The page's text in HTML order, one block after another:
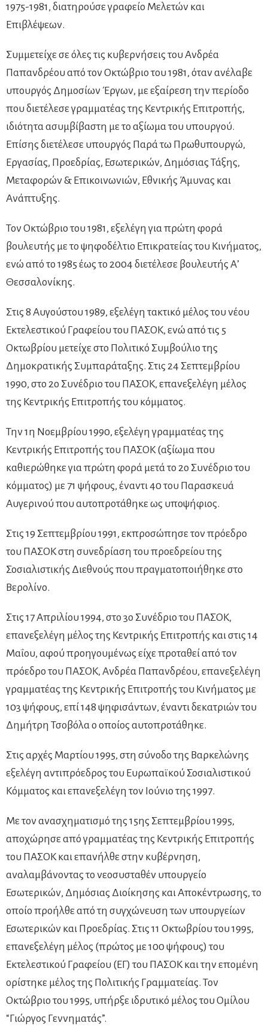
1975-1981, διατηρούσε γραφείο Μελετών και
Επιβλέψεων.
Συμμετείχε σε όλες τις κυβερνήσεις του Ανδρέα
Παπανδρέου από τον Οκτώβριο του 1981, όταν ανέλαβε
υπουργός Δημοσίων Έργων, με εξαίρεση την περίοδο
που διετέλεσε γραμματέας της Κεντρικής Επιτροπής,
ιδιότητα ασυμβίβαστη με το αξίωμα του υπουργού.
Επίσης διετέλεσε υπουργός Παρά τω Πρωθυπουργώ,
Εργασίας, Προεδρίας, Εσωτερικών, Δημόσιας Τάξης,
Μεταφορών & Επικοινωνιών, Εθνικής Άμυνας και
Ανάπτυξης.
Τον Οκτώβριο του 1981, εξελέγη για πρώτη φορά
βουλευτής με το ψηφοδέλτιο Επικρατείας του Κινήματος,
ενώ από το 1985 έως το 2004 διετέλεσε βουλευτής Α’
Θεσσαλονίκης.
Στις 8 Αυγούστου 1989, εξελέγη τακτικό μέλος του νέου
Εκτελεστικού Γραφείου του ΠΑΣΟΚ, ενώ από τις 5
Οκτωβρίου μετείχε στο Πολιτικό Συμβούλιο της
Δημοκρατικής Συμπαράταξης. Στις 24 Σεπτεμβρίου
1990, στο 2ο Συνέδριο του ΠΑΣΟΚ, επανεξελέγη μέλος
της Κεντρικής Επιτροπής του κόμματος.
Την 1η Νοεμβρίου 1990, εξελέγη γραμματέας της
Κεντρικής Επιτροπής του ΠΑΣΟΚ (αξίωμα που
καθιερώθηκε για πρώτη φορά μετά το 2ο Συνέδριο του
κόμματος) με 71 ψήφους, έναντι 40 του Παρασκευά
Αυγερινού που αυτοπροτάθηκε ως υποψήφιος.
Στις 19 Σεπτεμβρίου 1991, εκπροσώπησε τον πρόεδρο
του ΠΑΣΟΚ στη συνεδρίαση του προεδρείου της
Σοσιαλιστικής Διεθνούς που πραγματοποιήθηκε στο
Βερολίνο.
Στις 17 Απριλίου 1994, στο 3ο Συνέδριο του ΠΑΣΟΚ,
επανεξελέγη μέλος της Κεντρικής Επιτροπής και στις 14
Μαΐου, αφού προηγουμένως είχε προταθεί από τον
πρόεδρο του ΠΑΣΟΚ, Ανδρέα Παπανδρέου, επανεξελέγη
γραμματέας της Κεντρικής Επιτροπής του Κινήματος με
103 ψήφους, επί 148 ψηφισάντων, έναντι δεκατριών του
Δημήτρη Τσοβόλα ο οποίος αυτοπροτάθηκε.
Στις αρχές Μαρτίου 1995, στη σύνοδο της Βαρκελώνης
εξελέγη αντιπρόεδρος του Ευρωπαϊκού Σοσιαλιστικού
Κόμματος και επανεξελέγη τον Ιούνιο της 1997.
Με τον ανασχηματισμό της 15ης Σεπτεμβρίου 1995,
αποχώρησε από γραμματέας της Κεντρικής Επιτροπής
του ΠΑΣΟΚ και επανήλθε στην κυβέρνηση,
αναλαμβάνοντας το νεοσυσταθέν υπουργείο
Εσωτερικών, Δημόσιας Διοίκησης και Αποκέντρωσης, το
οποίο προήλθε από τη συγχώνευση των υπουργείων
Εσωτερικών και Προεδρίας. Στις 11 Οκτωβρίου του 1995,
επανεξελέγη μέλος (πρώτος με 100 ψήφους) του
Εκτελεστικού Γραφείου (ΕΓ) του ΠΑΣΟΚ και την επομένη
ορίστηκε μέλος της Πολιτικής Γραμματείας. Τον
Οκτώβριο του 1995, υπήρξε ιδρυτικό μέλος του Ομίλου
“Γιώργος Γεννηματάς”.